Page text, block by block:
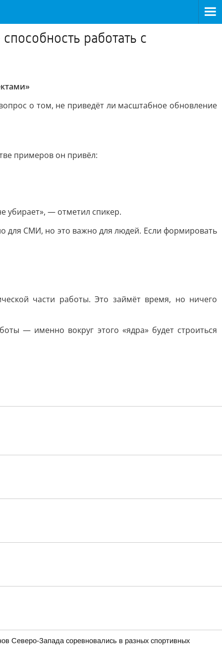
работать с
о том, не приведёт ли масштабное обновление
примеров он привёл:
убирает», — отметил спикер.
для СМИ, но это важно для людей. Если формировать
части работы. Это займёт время, но ничего
— именно вокруг этого «ядра» будет строиться
Северо-Запада соревновались в разных спортивных